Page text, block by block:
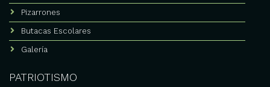
Pizarrones
Butacas Escolares
Galería
PATRIOTISMO